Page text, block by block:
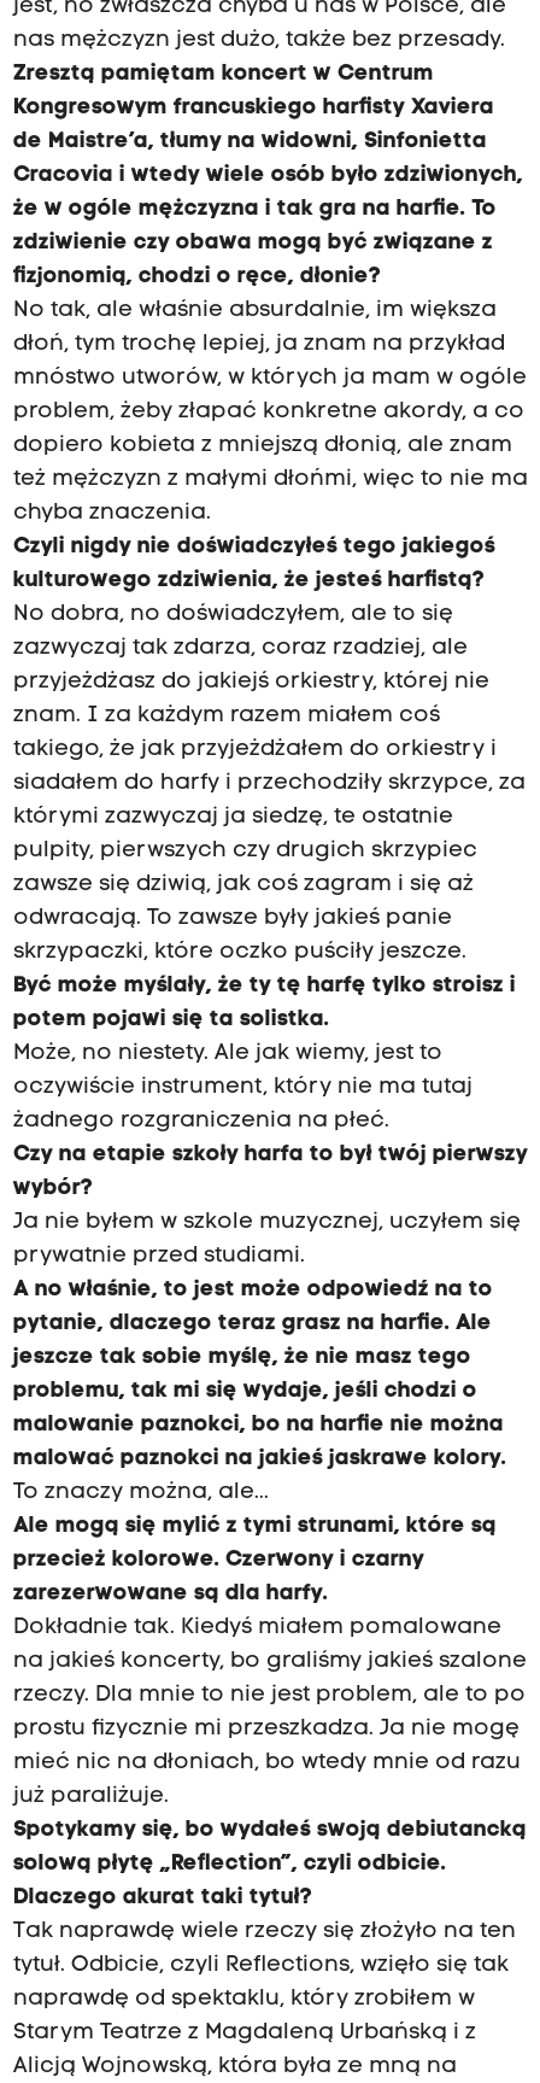
jest, no zwłaszcza chyba u nas w Polsce, ale
nas mężczyzn jest dużo, także bez przesady.
Zresztą pamiętam koncert w Centrum
Kongresowym francuskiego harfisty Xaviera
de Maistre’a, tłumy na widowni, Sinfonietta
Cracovia i wtedy wiele osób było zdziwionych,
że w ogóle mężczyzna i tak gra na harfie. To
zdziwienie czy obawa mogą być związane z
fizjonomią, chodzi o ręce, dłonie?
No tak, ale właśnie absurdalnie, im większa
dłoń, tym trochę lepiej, ja znam na przykład
mnóstwo utworów, w których ja mam w ogóle
problem, żeby złapać konkretne akordy, a co
dopiero kobieta z mniejszą dłonią, ale znam
też mężczyzn z małymi dłońmi, więc to nie ma
chyba znaczenia.
Czyli nigdy nie doświadczyłeś tego jakiegoś
kulturowego zdziwienia, że jesteś harfistą?
No dobra, no doświadczyłem, ale to się
zazwyczaj tak zdarza, coraz rzadziej, ale
przyjeżdżasz do jakiejś orkiestry, której nie
znam. I za każdym razem miałem coś
takiego, że jak przyjeżdżałem do orkiestry i
siadałem do harfy i przechodziły skrzypce, za
którymi zazwyczaj ja siedzę, te ostatnie
pulpity, pierwszych czy drugich skrzypiec
zawsze się dziwią, jak coś zagram i się aż
odwracają. To zawsze były jakieś panie
skrzypaczki, które oczko puściły jeszcze.
Być może myślały, że ty tę harfę tylko stroisz i
potem pojawi się ta solistka.
Może, no niestety. Ale jak wiemy, jest to
oczywiście instrument, który nie ma tutaj
żadnego rozgraniczenia na płeć.
Czy na etapie szkoły harfa to był twój pierwszy
wybór?
Ja nie byłem w szkole muzycznej, uczyłem się
prywatnie przed studiami.
A no właśnie, to jest może odpowiedź na to
pytanie, dlaczego teraz grasz na harfie. Ale
jeszcze tak sobie myślę, że nie masz tego
problemu, tak mi się wydaje, jeśli chodzi o
malowanie paznokci, bo na harfie nie można
malować paznokci na jakieś jaskrawe kolory.
To znaczy można, ale...
Ale mogą się mylić z tymi strunami, które są
przecież kolorowe. Czerwony i czarny
zarezerwowane są dla harfy.
Dokładnie tak. Kiedyś miałem pomalowane
na jakieś koncerty, bo graliśmy jakieś szalone
rzeczy. Dla mnie to nie jest problem, ale to po
prostu fizycznie mi przeszkadza. Ja nie mogę
mieć nic na dłoniach, bo wtedy mnie od razu
już paraliżuje.
Spotykamy się, bo wydałeś swoją debiutancką
solową płytę „Reflection”, czyli odbicie.
Dlaczego akurat taki tytuł?
Tak naprawdę wiele rzeczy się złożyło na ten
tytuł. Odbicie, czyli Reflections, wzięło się tak
naprawdę od spektaklu, który zrobiłem w
Starym Teatrze z Magdaleną Urbańską i z
Alicją Wojnowską, która była ze mną na